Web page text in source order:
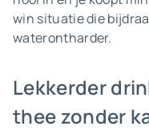
win situatie die
waterontharder.
Lekkerder
thee zonder